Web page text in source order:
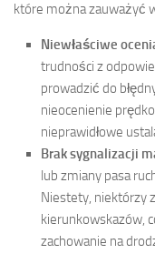
które można zauważyć
Niewłaściwe
trudności z
prowadzić do
nieocenienie
nieprawidłowe
Brak sygnalizacji
lub zmiany pasa
Niestety, niektórzy
kierunkowskazów,
zachowanie na